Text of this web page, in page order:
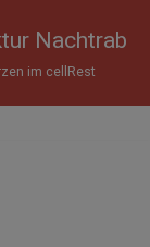
Nachtrab
im cellRest